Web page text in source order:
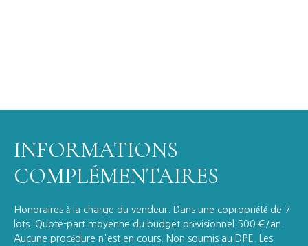
INFORMATIONS
COMPLÉMENTAIRES
Honoraires à la charge du vendeur. Dans une copropriété de 7
lots. Quote-part moyenne du budget prévisionnel 500 €/an.
Aucune procédure n'est en cours. Non soumis au DPE. Les